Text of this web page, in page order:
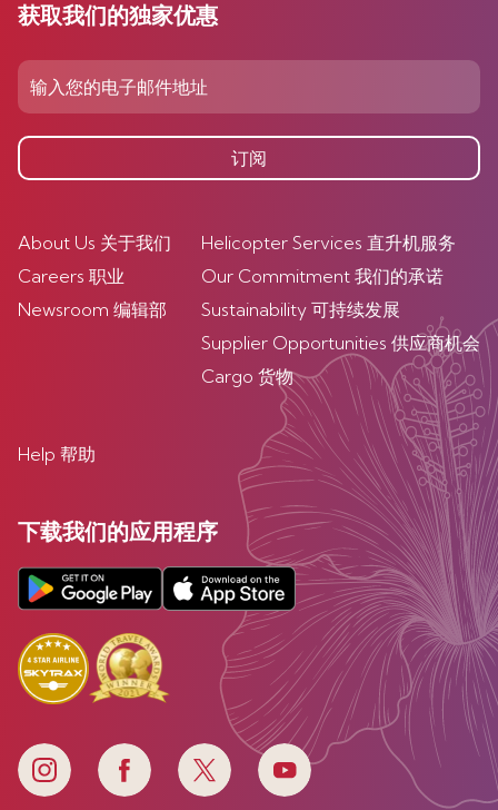
获取我们的独家优惠
订阅
About Us 关于我们
Careers 职业
Newsroom 编辑部
Helicopter Services 直升机服务
Our Commitment 我们的承诺
Sustainability 可持续发展
Supplier Opportunities 供应商机会
Cargo 货物
Help 帮助
下载我们的应用程序